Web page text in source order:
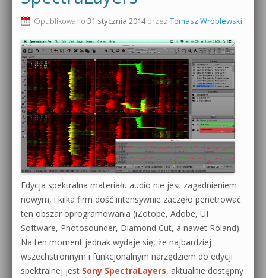
Produkcja muzyczna od podstaw
Sylenth1 od podstaw
Sound Forge od podstaw
Dubstep z syntezatorem Massive
Kontakt 5 Kompendium
Pakiety
0dB.pl - informacje
Newsletter
Materiały dla mediów
Archiwum aktualności
Polityka prywatności
Regulamin
Działanie sklepu internetowego
Wyszukiwanie
Opublikowano 31 stycznia 2014przez Tomasz Wróblewski
Edycja spektralna materiału audio nie jest zagadnieniem
nowym, i kilka firm dość intensywnie zaczęło penetrować
ten obszar oprogramowania (iZotope, Adobe, UI
Software, Photosounder, Diamond Cut, a nawet Roland).
Na ten moment jednak wydaje się, że najbardziej
wszechstronnym i funkcjonalnym narzędziem do edycji
spektralnej jest Sony SpectraLayers, aktualnie dostępny